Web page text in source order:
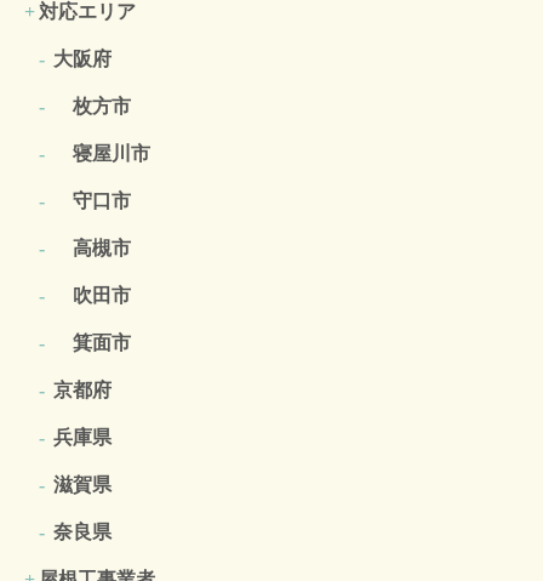
対応エリア
大阪府
枚方市
寝屋川市
守口市
高槻市
吹田市
箕面市
京都府
兵庫県
滋賀県
奈良県